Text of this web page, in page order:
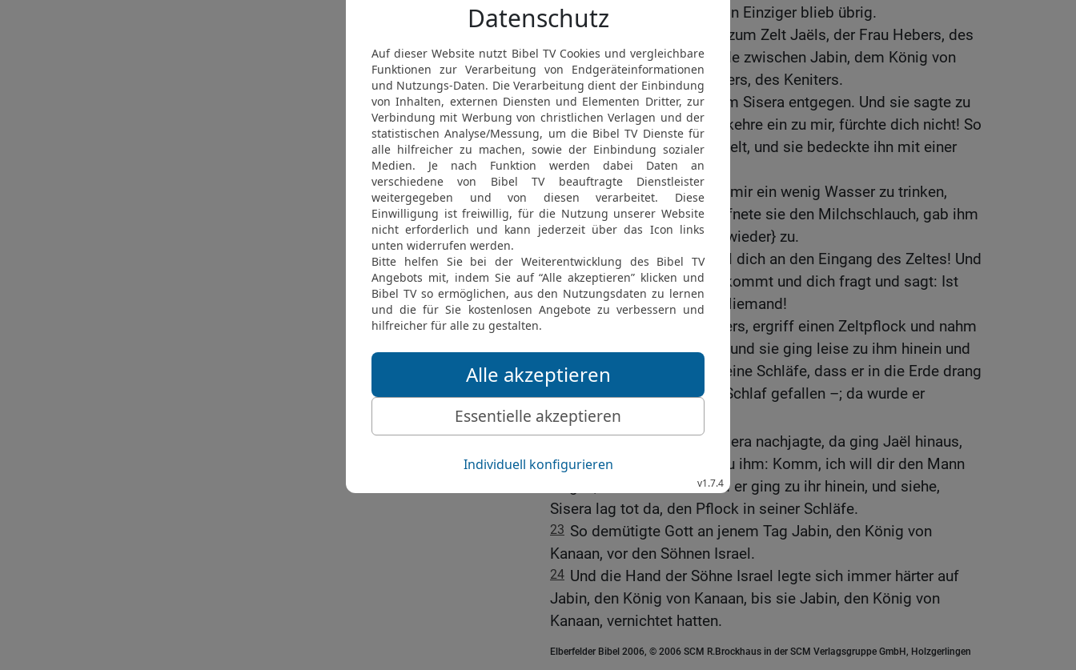
Schärfe des Schwertes; kein Einziger blieb übrig.
Sisera aber floh zu Fuß zum Zelt Jaëls, der Frau Hebers, des
Keniters; denn es war Friede zwischen Jabin, dem König von
Hazor, und dem Haus Hebers, des Keniters.
18 Da ging Jaël hinaus, dem Sisera entgegen. Und sie sagte zu
ihm: Kehre ein, mein Herr, kehre ein zu mir, fürchte dich nicht! So
kehrte er zu ihr ein in das Zelt, und sie bedeckte ihn mit einer
Decke.
19 Und er sagte zu ihr: Gib mir ein wenig Wasser zu trinken,
denn ich bin durstig! Da öffnete sie den Milchschlauch, gab ihm
zu trinken und deckte ihn {wieder} zu.
20 Und er sagte zu ihr: Stell dich an den Eingang des Zeltes! Und
es sei {so}: Wenn jemand kommt und dich fragt und sagt: Ist
jemand hier?, dann sage: Niemand!
Jaël aber, die Frau Hebers, ergriff einen Zeltpflock und nahm
den Hammer in ihre Hand, und sie ging leise zu ihm hinein und
schlug den Pflock durch seine Schläfe, dass er in die Erde drang
– er war nämlich in tiefen Schlaf gefallen –; da wurde er
ohnmächtig und starb
22 Und siehe, als Barak Sisera nachjagte, da ging Jaël hinaus,
ihm entgegen, und sagte zu ihm: Komm, ich will dir den Mann
zeigen, den du suchst! Und er ging zu ihr hinein, und siehe,
Sisera lag tot da, den Pflock in seiner Schläfe.
23 So demütigte Gott an jenem Tag Jabin, den König von
Kanaan, vor den Söhnen Israel.
24 Und die Hand der Söhne Israel legte sich immer härter auf
Jabin, den König von Kanaan, bis sie Jabin, den König von
Kanaan, vernichtet hatten.
Elberfelder Bibel 2006, © 2006 SCM R.Brockhaus in der SCM Verlagsgruppe GmbH, Holzgerlingen